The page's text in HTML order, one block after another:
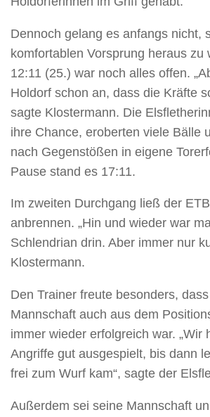
Dennoch gelang es anfangs nicht,
komfortablen Vorsprung heraus zu
12:11 (25.) war noch alles offen.
Holdorf schon an, dass die Kräfte
sagte Klostermann. Die
ihre Chance, eroberten viele Bälle
nach Gegenstößen in eigene
Pause stand es 17:11.
Im zweiten Durchgang ließ der
anbrennen. „Hin und wieder war
Schlendrian drin. Aber immer nur
Klostermann.
Den Trainer freute besonders,
Mannschaft auch aus dem
immer wieder erfolgreich war. „Wir
Angriffe gut ausgespielt, bis dann
frei zum Wurf kam“, sagte der
Außerdem sei seine Mannschaft